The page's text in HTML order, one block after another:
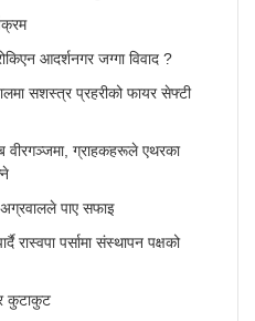
आदर्शनगर जग्गा विवाद ?
सशस्त्र प्रहरीको फायर सेफ्टी
ग्राहकहरूले एथरका
अग्रवालले पाए सफाइ
रास्वपा पर्सामा संस्थापन पक्षको
कुटाकुट